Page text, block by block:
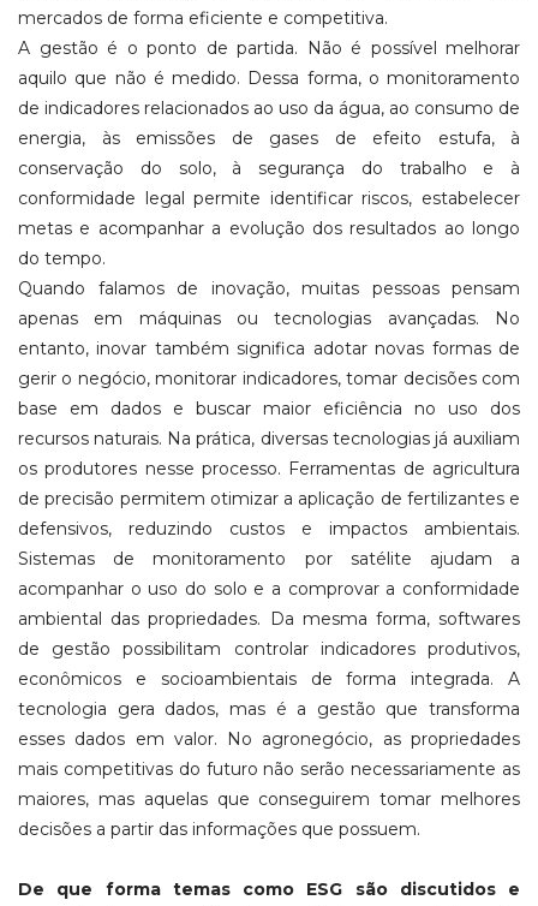
mercados de forma eficiente e competitiva.
A gestão é o ponto de partida. Não é possível melhorar
aquilo que não é medido. Dessa forma, o monitoramento
de indicadores relacionados ao uso da água, ao consumo de
energia, às emissões de gases de efeito estufa, à
conservação do solo, à segurança do trabalho e à
conformidade legal permite identificar riscos, estabelecer
metas e acompanhar a evolução dos resultados ao longo
do tempo.
Quando falamos de inovação, muitas pessoas pensam
apenas em máquinas ou tecnologias avançadas. No
entanto, inovar também significa adotar novas formas de
gerir o negócio, monitorar indicadores, tomar decisões com
base em dados e buscar maior eficiência no uso dos
recursos naturais. Na prática, diversas tecnologias já auxiliam
os produtores nesse processo. Ferramentas de agricultura
de precisão permitem otimizar a aplicação de fertilizantes e
defensivos, reduzindo custos e impactos ambientais.
Sistemas de monitoramento por satélite ajudam a
acompanhar o uso do solo e a comprovar a conformidade
ambiental das propriedades. Da mesma forma, softwares
de gestão possibilitam controlar indicadores produtivos,
econômicos e socioambientais de forma integrada. A
tecnologia gera dados, mas é a gestão que transforma
esses dados em valor. No agronegócio, as propriedades
mais competitivas do futuro não serão necessariamente as
maiores, mas aquelas que conseguirem tomar melhores
decisões a partir das informações que possuem.
De que forma temas como ESG são discutidos e